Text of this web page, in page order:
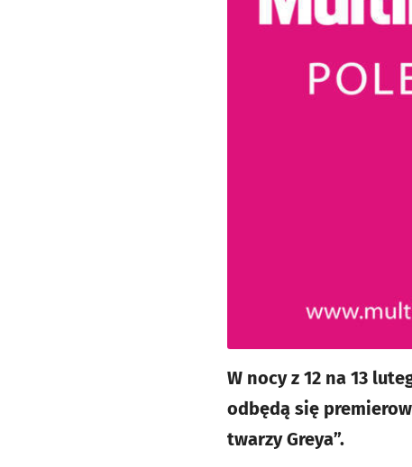
W nocy z 12 na 13
odbędą się
twarzy Greya”.